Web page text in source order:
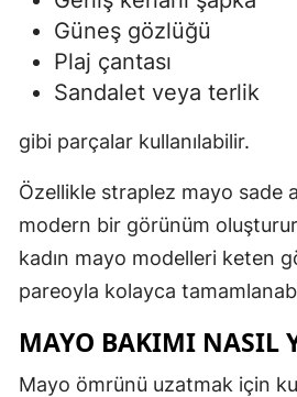
Güneş gözlüğü
Plaj çantası
Sandalet veya terlik
gibi parçalar kullanılabilir.
Özellikle straplez mayo sade
modern bir görünüm
kadın mayo modelleri keten
pareoyla kolayca
MAYO BAKIMI NASIL
Mayo ömrünü uzatmak için